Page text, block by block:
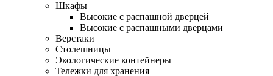
Шкафы
Высокие с распашной дверцей
Высокие с распашными дверцами
Верстаки
Столешницы
Экологические контейнеры
Тележки для хранения